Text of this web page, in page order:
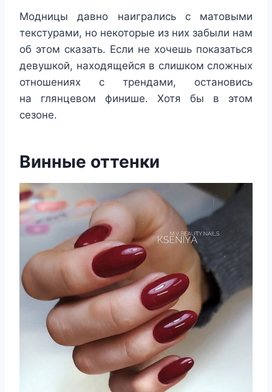
Модницы давно наигрались с матовыми
текстурами, но некоторые из них забыли нам
об этом сказать. Если не хочешь показаться
девушкой, находящейся в слишком сложных
отношениях с трендами, остановись
на глянцевом финише. Хотя бы в этом
сезоне.
Винные оттенки